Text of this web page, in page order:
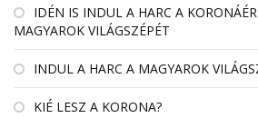
IDÉN IS INDUL A HARC A
MAGYAROK VILÁGSZÉPÉT
INDUL A HARC A MAGYAROK
KIÉ LESZ A KORONA?